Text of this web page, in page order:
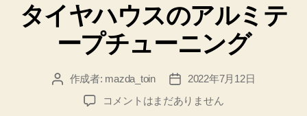
ゴ
リ
ー
タイヤハウスのアルミテ
ープチューニング
投 作成者: mazda_toin
投
稿
日
2022年7月12日
タ
コメントはまだありません